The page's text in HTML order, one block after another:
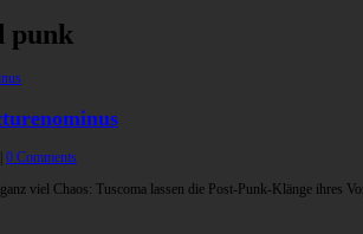
punk
0 Comments
viel Chaos: Tuscoma lassen die Post-Punk-Klänge ihres